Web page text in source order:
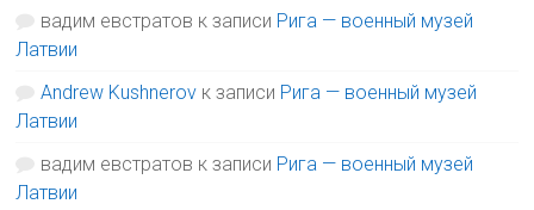
вадим евстратов к записи Рига — военный музей
Латвии
Andrew Kushnerov к записи Рига — военный музей
Латвии
вадим евстратов к записи Рига — военный музей
Латвии